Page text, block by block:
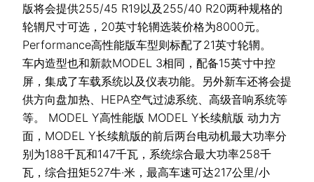
版将会提供255/45 R19以及255/40 R20两种规格的
轮辋尺寸可选，20英寸轮辋选装价格为8000元。
Performance高性能版车型则标配了21英寸轮辋。
车内造型也和新款MODEL 3相同，配备15英寸中控
屏，集成了车载系统以及仪表功能。另外新车还将会提
供方向盘加热、HEPA空气过滤系统、高级音响系统等
等。 MODEL Y高性能版 MODEL Y长续航版 动力方
面，MODEL Y长续航版的前后两台电动机最大功率分
别为188千瓦和147千瓦，系统综合最大功率258千
瓦，综合扭矩527牛·米，最高车速可达217公里/小